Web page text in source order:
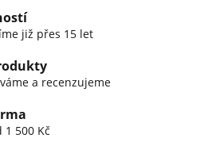
již přes 15 let
a recenzujeme
1 500 Kč